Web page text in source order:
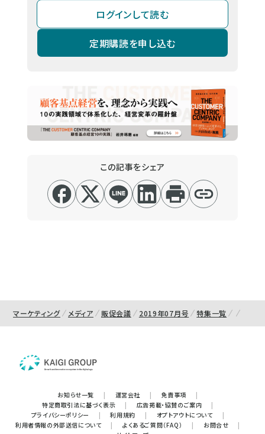
ログインして読む
定期購読を申し込む
この記事をシェア
マーケティング メディア 販促会議 2019年07月号 特集一覧
お知らせ一覧 | 運営会社 | 免責事項
|
特定商取引法に基づく表示
| 広告掲載・協賛のご案内
|
プライバシーポリシー
| 利用規約 | オプトアウトについて
|
利用者情報の外部送信について
| よくあるご質問（FAQ） | お問合せ
|